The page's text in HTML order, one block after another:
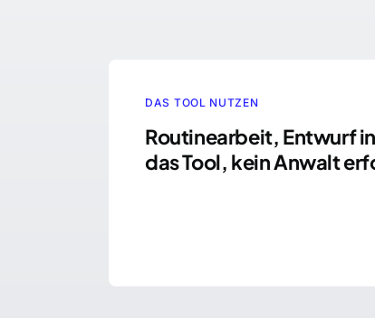
DAS TOOL NUTZEN
Routinearbeit, Entwurf
das Tool, kein Anwalt